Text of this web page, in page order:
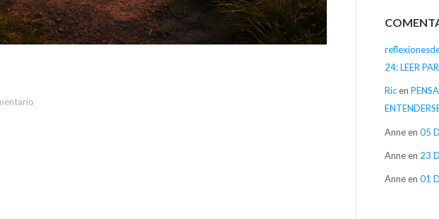
24: LEER
Ricen
Anneen 05
Anneen 23
Anneen 01